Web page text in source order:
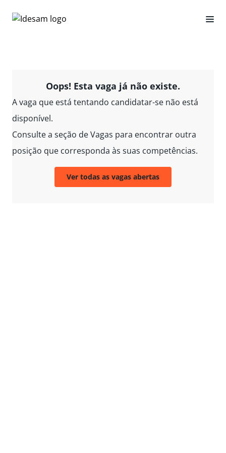
Oops! Esta vaga já não existe.
A vaga que está tentando candidatar-se não está
disponível.
Consulte a seção de Vagas para encontrar outra
posição que corresponda às suas competências.
Ver todas as vagas abertas